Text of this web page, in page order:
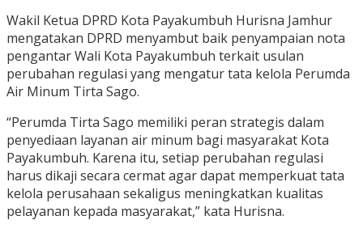
Wakil Ketua DPRD Kota Payakumbuh Hurisna Jamhur
mengatakan DPRD menyambut baik penyampaian nota
pengantar Wali Kota Payakumbuh terkait usulan
perubahan regulasi yang mengatur tata kelola Perumda
Air Minum Tirta Sago.
“Perumda Tirta Sago memiliki peran strategis dalam
penyediaan layanan air minum bagi masyarakat Kota
Payakumbuh. Karena itu, setiap perubahan regulasi
harus dikaji secara cermat agar dapat memperkuat tata
kelola perusahaan sekaligus meningkatkan kualitas
pelayanan kepada masyarakat,” kata Hurisna.